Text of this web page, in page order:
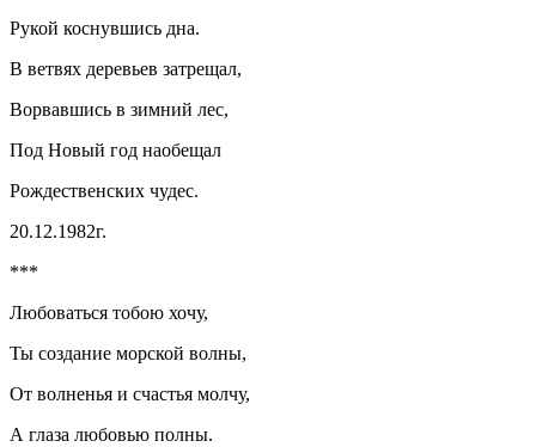
Рукой коснувшись дна.
В ветвях деревьев затрещал,
Ворвавшись в зимний лес,
Под Новый год наобещал
Рождественских чудес.
20.12.1982г.
***
Любоваться тобою хочу,
Ты создание морской волны,
От волненья и счастья молчу,
А глаза любовью полны.